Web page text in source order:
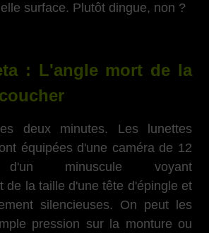
surface. Plutôt dingue, non ?
: L'angle mort de la
deux minutes. Les lunettes
équipées d'une caméra de 12
d'un minuscule voyant
de la taille d'une tête d'épingle et
silencieuses. On peut les
pression sur la monture ou